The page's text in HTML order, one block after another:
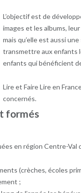
L’objectif est de
images et les albums,
mais qu’elle est aussi
transmettre aux enfants
enfants qui bénéficient
Lire et Faire Lire en
concernés.
formés
en région Centre-Val
(crèches, écoles
;